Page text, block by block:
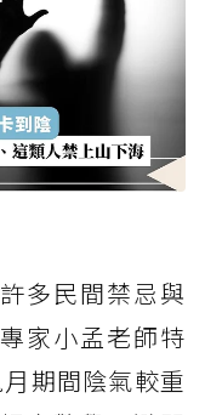
多民間禁忌與
家小孟老師特
期間陰氣較重